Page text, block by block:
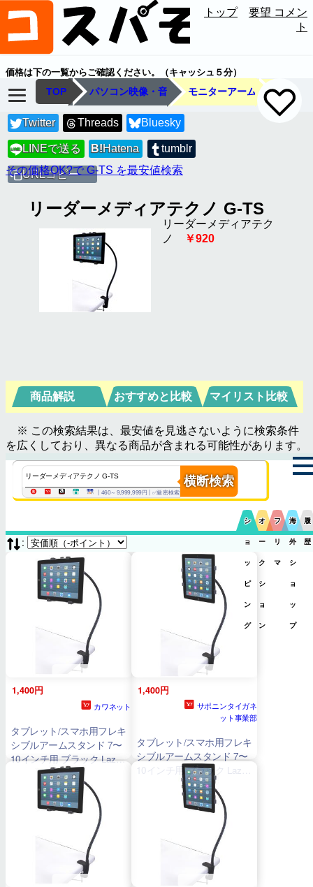
トップ
要望 コメン
ト
価格は下の一覧からご確認ください。（キャッシュ５分）
TOP パソコン映像・音 モニターアーム
Twitter Threads Bluesky
LINE LINEで送る B!Hatena tumblr
URLコピー
その価格OK?で G-TS を最安値検索
リーダーメディアテクノ G-TS
リーダーメディアテク
ノ
￥920
商品解説 おすすめと比較 マイリスト比較
※ この検索結果は、最安値を見逃さないように検索条件
を広くしており、異なる商品が含まれる可能性があります。